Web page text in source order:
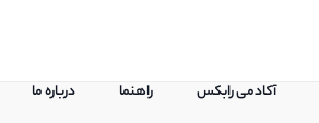
آکادمی رابکس راهنما درباره ما